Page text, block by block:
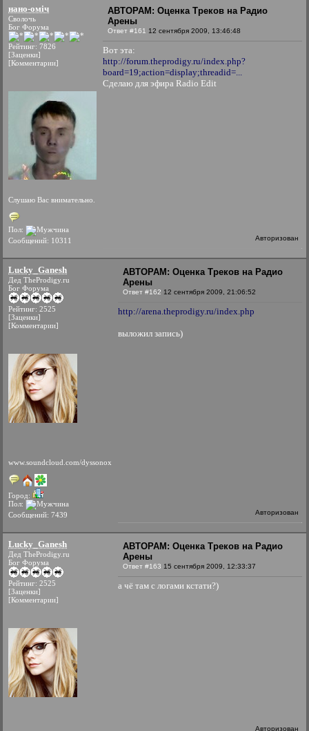
нано-оміч
Сволочь
Бог Форума
Рейтинг: 7826
[Заценки]
[Комментарии]
Слушаю Вас внимательно.
Пол:
Сообщений: 10311
АВТОРАМ: Оценка Треков на Радио
Арены
Ответ #161 12 сентября 2009, 13:46:48
Вот эта:
http://forum.theprodigy.ru/index.php?
board=19;action=display;threadid=...
Сделаю для эфира Radio Edit
Авторизован
Lucky_Ganesh
Дед TheProdigy.ru
Бог Форума
Рейтинг: 2525
[Заценки]
[Комментарии]
www.soundcloud.com/dyssonox
Город:
Пол:
Сообщений: 7439
АВТОРАМ: Оценка Треков на Радио
Арены
Ответ #162 12 сентября 2009, 21:06:52
http://arena.theprodigy.ru/index.php
выложил запись)
Авторизован
Lucky_Ganesh
Дед TheProdigy.ru
Бог Форума
Рейтинг: 2525
[Заценки]
[Комментарии]
АВТОРАМ: Оценка Треков на Радио
Арены
Ответ #163 15 сентября 2009, 12:33:37
а чё там с логами кстати?)
Авторизован